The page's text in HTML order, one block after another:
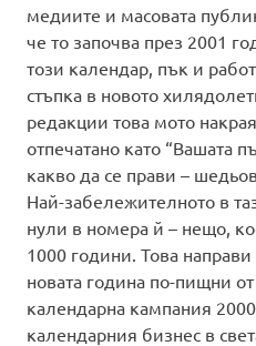
медиите и масовата
че то започва през 2001
този календар, пък и
стъпка в новото
редакции това мото
отпечатано като “Вашата
какво да се прави –
Най-забележителното в
нули в номера й – нещо,
1000 години. Това направи
новата година по-пищни
календарна кампания
календарния бизнес в